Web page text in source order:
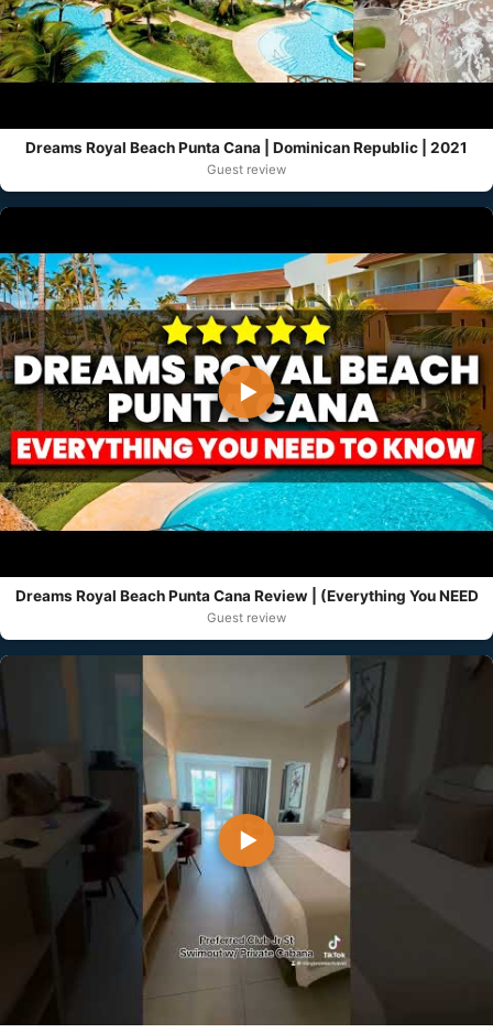
Dreams Royal Beach Punta Cana | Dominican Republic | 2021
Guest review
▶
Dreams Royal Beach Punta Cana Review | (Everything You NEED
Guest review
▶